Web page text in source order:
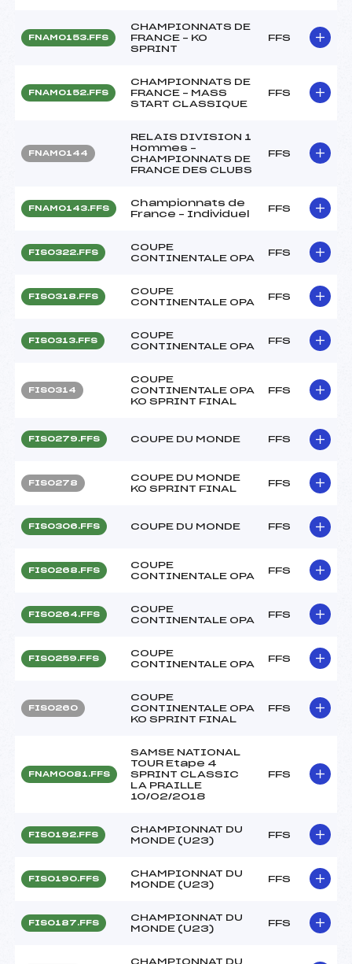
FNAM0153.FFS
CHAMPIONNATS DE
FRANCE – KO
SPRINT
FFS
FNAM0152.FFS
CHAMPIONNATS DE
FRANCE – MASS
START CLASSIQUE
FFS
FNAM0144
RELAIS DIVISION 1
Hommes –
CHAMPIONNATS DE
FRANCE DES CLUBS
FFS
FNAM0143.FFS
Championnats de
France – Individuel
FFS
FIS0322.FFS
COUPE
CONTINENTALE OPA
FFS
FIS0318.FFS
COUPE
CONTINENTALE OPA
FFS
FIS0313.FFS
COUPE
CONTINENTALE OPA
FFS
FIS0314
COUPE
CONTINENTALE OPA
KO SPRINT FINAL
FFS
FIS0279.FFS COUPE DU MONDE FFS
FIS0278
COUPE DU MONDE
KO SPRINT FINAL
FFS
FIS0306.FFS COUPE DU MONDE FFS
FIS0268.FFS
COUPE
CONTINENTALE OPA
FFS
FIS0264.FFS
COUPE
CONTINENTALE OPA
FFS
FIS0259.FFS
COUPE
CONTINENTALE OPA
FFS
FIS0260
COUPE
CONTINENTALE OPA
KO SPRINT FINAL
FFS
FNAM0081.FFS
SAMSE NATIONAL
TOUR Etape 4
SPRINT CLASSIC
LA PRAILLE
10/02/2018
FFS
FIS0192.FFS
CHAMPIONNAT DU
MONDE (U23)
FFS
FIS0190.FFS
CHAMPIONNAT DU
MONDE (U23)
FFS
FIS0187.FFS
CHAMPIONNAT DU
MONDE (U23)
FFS
CHAMPIONNAT DU